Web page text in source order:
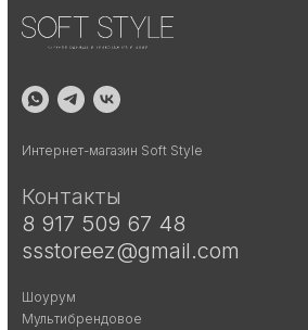
Интернет-магазин Soft Style
Контакты
8 917 509 67 48
ssstoreez@gmail.com
Шоурум
Мультибрендовое